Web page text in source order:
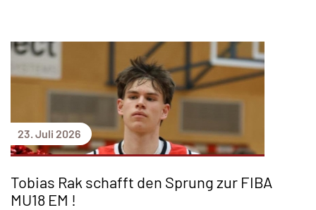
23. Juli 2026
Tobias Rak schafft den Sprung zur FIBA
MU18 EM !